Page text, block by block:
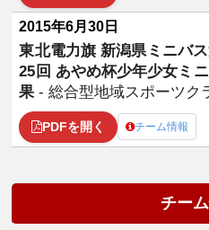
2015年6月30日
東北電力旗 新潟県ミニバ
25回 あやめ杯少年少女ミ
果- 総合型地域スポーツク
PDFを開く チーム情報
チー